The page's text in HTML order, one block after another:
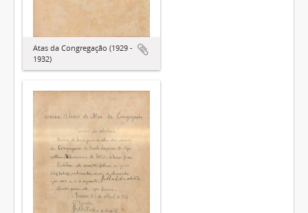
Atas da Congregação (1929 -
1932)